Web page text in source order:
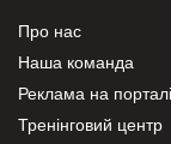
Про нас
Наша команда
Реклама на порталі
Тренінговий центр